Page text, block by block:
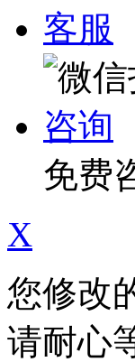
客服
咨询
免费
X
您修改
请耐心